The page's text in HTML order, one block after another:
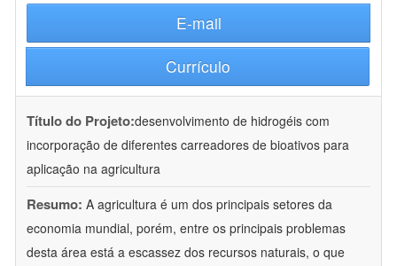
E-mail
Currículo
Título do Projeto:desenvolvimento de hidrogéis com
incorporação de diferentes carreadores de bioativos para
aplicação na agricultura
Resumo: A agricultura é um dos principais setores da
economia mundial, porém, entre os principais problemas
desta área está a escassez dos recursos naturais, o que